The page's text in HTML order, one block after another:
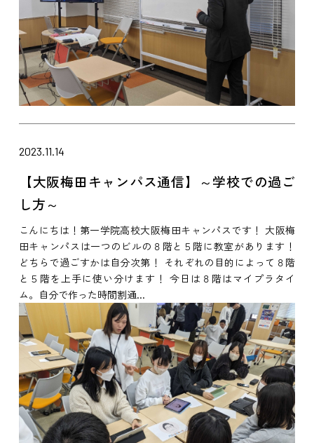
2023.11.14
【大阪梅田キャンパス通信】～学校での過ご
し方～
こんにちは！第一学院高校大阪梅田キャンパスです！ 大阪梅
田キャンパスは一つのビルの８階と５階に教室があります！
どちらで過ごすかは自分次第！ それぞれの目的によって８階
と５階を上手に使い分けます！ 今日は８階はマイプラタイ
ム。自分で作った時間割通...